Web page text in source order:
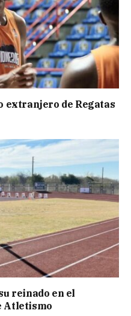
extranjero de Regatas
reinado en el
Atletismo